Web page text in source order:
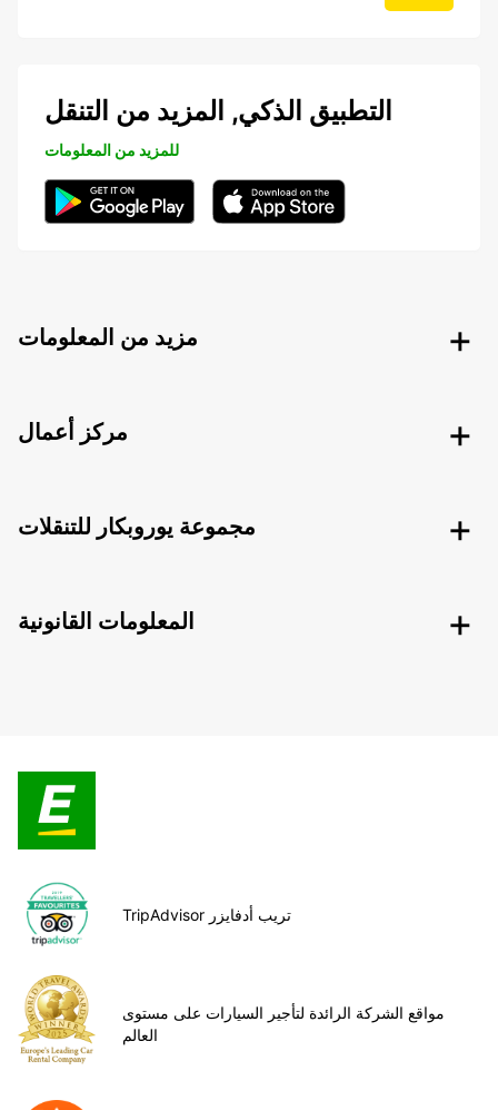
التطبيق الذكي, المزيد من التنقل
للمزيد من المعلومات
مزيد من المعلومات
مركز أعمال
مجموعة يوروبكار للتنقلات
المعلومات القانونية
TripAdvisor تريب أدفايزر
مواقع الشركة الرائدة لتأجير السيارات على مستوى
العالم